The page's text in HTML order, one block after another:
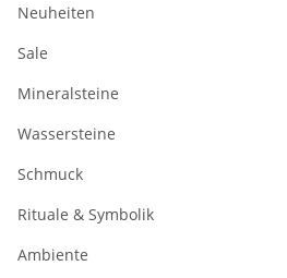
Neuheiten
Sale
Mineralsteine
Wassersteine
Schmuck
Rituale & Symbolik
Ambiente